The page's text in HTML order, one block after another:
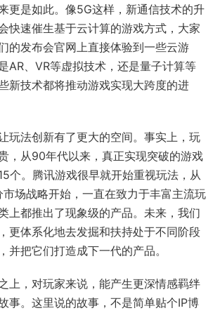
更是如此。像5G这样，新通信技术的升
快速催生基于云计算的游戏方式，大家
的发布会官网上直接体验到一些云游
AR、VR等虚拟技术，还是量子计算等
新技术都将推动游戏实现大跨度的进
玩法创新有了更大的空间。事实上，玩
，从90年代以来，真正实现突破的游戏
个。腾讯游戏很早就开始重视玩法，从
场战略开始，一直在致力于丰富主流玩
上都推出了现象级的产品。未来，我们
更体系化地去发掘和扶持处于不同阶段
并把它们打造成下一代的产品。
上，对玩家来说，能产生更深情感羁绊
事。这里说的故事，不是简单贴个IP博